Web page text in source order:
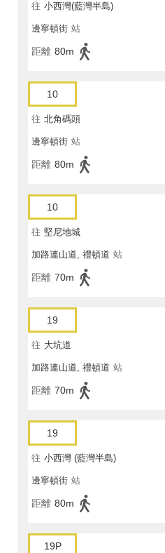
往 小西灣(藍灣半島)
邊寧頓街 站
距離 80m
10
往 北角碼頭
邊寧頓街 站
距離 80m
10
往 堅尼地城
加路連山道, 禮頓道 站
距離 70m
19
往 大坑道
加路連山道, 禮頓道 站
距離 70m
19
往 小西灣 (藍灣半島)
邊寧頓街 站
距離 80m
19P